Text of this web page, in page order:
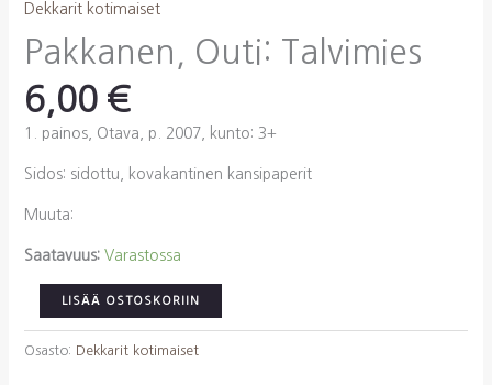
Dekkarit kotimaiset
Pakkanen, Outi: Talvimies
6,00 €
1. painos, Otava, p. 2007, kunto: 3+
Sidos: sidottu, kovakantinen kansipaperit
Muuta:
Saatavuus: Varastossa
Pakkanen,
Outi:
Talvimies
LISÄÄ OSTOSKORIIN
Osasto: Dekkarit kotimaiset